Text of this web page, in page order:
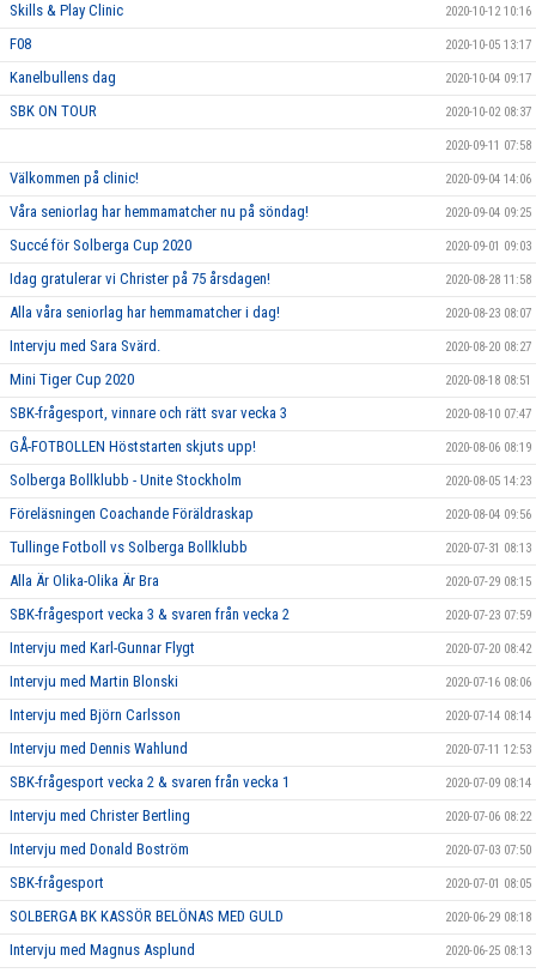
Skills & Play Clinic 2020-10-12 10:16
F08 2020-10-05 13:17
Kanelbullens dag 2020-10-04 09:17
SBK ON TOUR 2020-10-02 08:37
2020-09-11 07:58
Välkommen på clinic! 2020-09-04 14:06
Våra seniorlag har hemmamatcher nu på söndag! 2020-09-04 09:25
Succé för Solberga Cup 2020 2020-09-01 09:03
Idag gratulerar vi Christer på 75 årsdagen! 2020-08-28 11:58
Alla våra seniorlag har hemmamatcher i dag! 2020-08-23 08:07
Intervju med Sara Svärd. 2020-08-20 08:27
Mini Tiger Cup 2020 2020-08-18 08:51
SBK-frågesport, vinnare och rätt svar vecka 3 2020-08-10 07:47
GÅ-FOTBOLLEN Höststarten skjuts upp! 2020-08-06 08:19
Solberga Bollklubb - Unite Stockholm 2020-08-05 14:23
Föreläsningen Coachande Föräldraskap 2020-08-04 09:56
Tullinge Fotboll vs Solberga Bollklubb 2020-07-31 08:13
Alla Är Olika-Olika Är Bra 2020-07-29 08:15
SBK-frågesport vecka 3 & svaren från vecka 2 2020-07-23 07:59
Intervju med Karl-Gunnar Flygt 2020-07-20 08:42
Intervju med Martin Blonski 2020-07-16 08:06
Intervju med Björn Carlsson 2020-07-14 08:14
Intervju med Dennis Wahlund 2020-07-11 12:53
SBK-frågesport vecka 2 & svaren från vecka 1 2020-07-09 08:14
Intervju med Christer Bertling 2020-07-06 08:22
Intervju med Donald Boström 2020-07-03 07:50
SBK-frågesport 2020-07-01 08:05
SOLBERGA BK KASSÖR BELÖNAS MED GULD 2020-06-29 08:18
Intervju med Magnus Asplund 2020-06-25 08:13